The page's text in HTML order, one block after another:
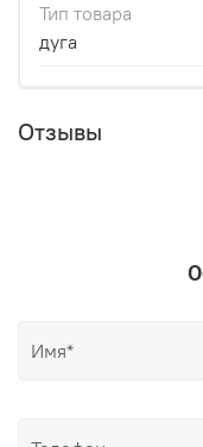
Тип товара
дуга
Отзывы